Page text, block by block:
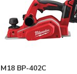
M18 BP-402C